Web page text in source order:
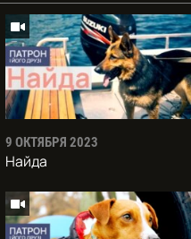
9 ОКТЯБРЯ 2023
Найда